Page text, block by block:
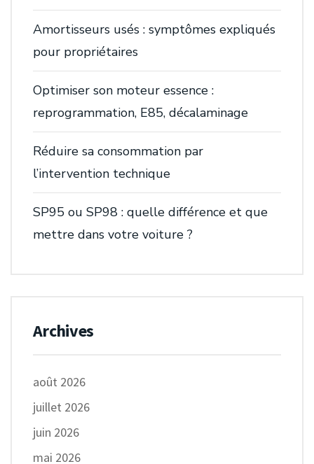
Amortisseurs usés : symptômes expliqués
pour propriétaires
Optimiser son moteur essence :
reprogrammation, E85, décalaminage
Réduire sa consommation par
l’intervention technique
SP95 ou SP98 : quelle différence et que
mettre dans votre voiture ?
Archives
août 2026
juillet 2026
juin 2026
mai 2026